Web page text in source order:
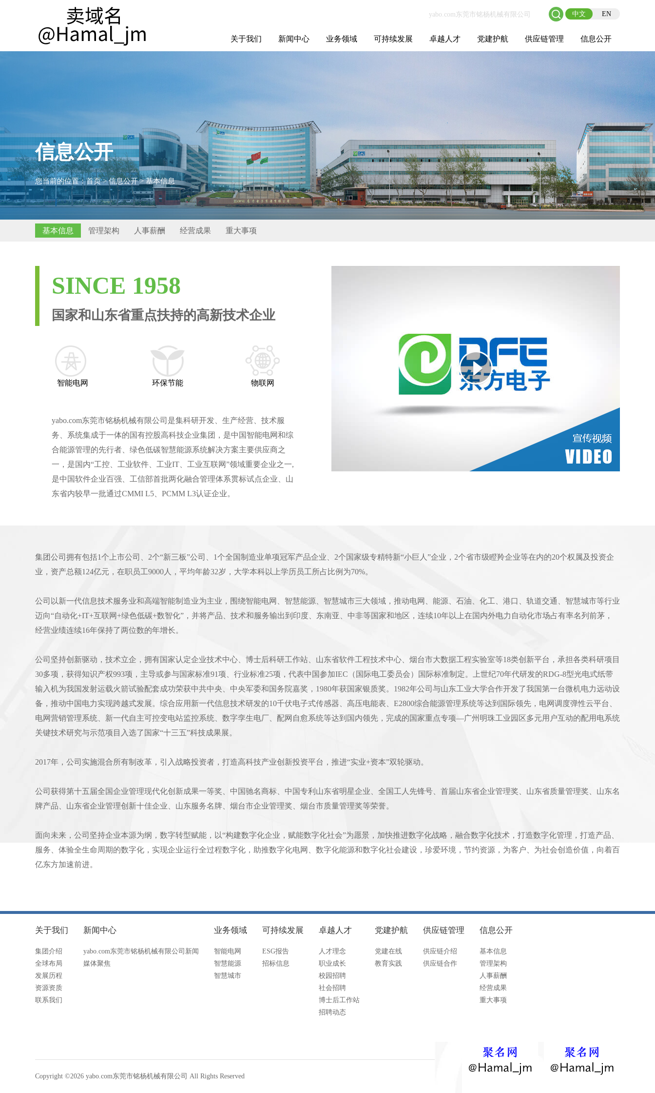
中文 EN
关于我们 新闻中心 业务领域 可持续发展 卓越人才 党建护航 供应链管理 信息公开
信息公开
您当前的位置：首页>信息公开>基本信息
基本信息 管理架构 人事薪酬 经营成果 重大事项
SINCE 1958
国家和山东省重点扶持的高新技术企业
智能电网 环保节能 物联网
yabo.com东莞市铭杨机械有限公司是集科研开发、生产经营、技术服
务、系统集成于一体的国有控股高科技企业集团，是中国智能电网和综
合能源管理的先行者、绿色低碳智慧能源系统解决方案主要供应商之
一，是国内“工控、工业软件、工业IT、工业互联网”领域重要企业之一,
是中国软件企业百强、工信部首批两化融合管理体系贯标试点企业、山
东省内较早一批通过CMMI L5、PCMM L3认证企业。
集团公司拥有包括1个上市公司、2个“新三板”公司、1个全国制造业单项冠军产品企业、2个国家级专精特新“小巨人”企业，2个省市级瞪羚企业等在内的20个权属及投资企
业，资产总额124亿元，在职员工9000人，平均年龄32岁，大学本科以上学历员工所占比例为70%。
公司以新一代信息技术服务业和高端智能制造业为主业，围绕智能电网、智慧能源、智慧城市三大领域，推动电网、能源、石油、化工、港口、轨道交通、智慧城市等行业
迈向“自动化+IT+互联网+绿色低碳+数智化”，并将产品、技术和服务输出到印度、东南亚、中非等国家和地区，连续10年以上在国内外电力自动化市场占有率名列前茅，
经营业绩连续16年保持了两位数的年增长。
公司坚持创新驱动，技术立企，拥有国家认定企业技术中心、博士后科研工作站、山东省软件工程技术中心、烟台市大数据工程实验室等18类创新平台，承担各类科研项目
30多项，获得知识产权993项，主导或参与国家标准91项、行业标准25项，代表中国参加IEC（国际电工委员会）国际标准制定。上世纪70年代研发的RDG-8型光电式纸带
输入机为我国发射运载火箭试验配套成功荣获中共中央、中央军委和国务院嘉奖，1980年获国家银质奖。1982年公司与山东工业大学合作开发了我国第一台微机电力远动设
备，推动中国电力实现跨越式发展。综合应用新一代信息技术研发的10千伏电子式传感器、高压电能表、E2800综合能源管理系统等达到国际领先，电网调度弹性云平台、
电网营销管理系统、新一代自主可控变电站监控系统、数字孪生电厂、配网自愈系统等达到国内领先，完成的国家重点专项—广州明珠工业园区多元用户互动的配用电系统
关键技术研究与示范项目入选了国家“十三五”科技成果展。
2017年，公司实施混合所有制改革，引入战略投资者，打造高科技产业创新投资平台，推进“实业+资本”双轮驱动。
公司获得第十五届全国企业管理现代化创新成果一等奖、中国驰名商标、中国专利山东省明星企业、全国工人先锋号、首届山东省企业管理奖、山东省质量管理奖、山东名
牌产品、山东省企业管理创新十佳企业、山东服务名牌、烟台市企业管理奖、烟台市质量管理奖等荣誉。
面向未来，公司坚持企业本源为纲，数字转型赋能，以“构建数字化企业，赋能数字化社会”为愿景，加快推进数字化战略，融合数字化技术，打造数字化管理，打造产品、
服务、体验全生命周期的数字化，实现企业运行全过程数字化，助推数字化电网、数字化能源和数字化社会建设，珍爱环境，节约资源，为客户、为社会创造价值，向着百
亿东方加速前进。
关于我们
集团介绍
全球布局
发展历程
资源资质
联系我们
新闻中心
yabo.com东莞市铭杨机械有限公司新闻
媒体聚焦
业务领域
智能电网
智慧能源
智慧城市
可持续发展
ESG报告
招标信息
卓越人才
人才理念
职业成长
校园招聘
社会招聘
博士后工作站
招聘动态
党建护航
党建在线
教育实践
供应链管理
供应链介绍
供应链合作
信息公开
基本信息
管理架构
人事薪酬
经营成果
重大事项
Copyright ©2026 yabo.com东莞市铭杨机械有限公司 All Rights Reserved